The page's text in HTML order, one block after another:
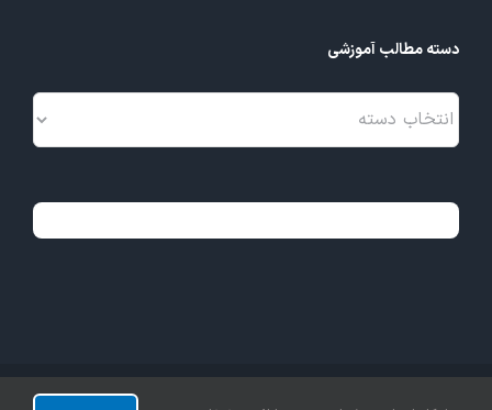
دسته مطالب آموزشی
دسته
تمامی حقوق این وبسایت متعلق به شرکت نیلی‌کار آزمون می‌باشد.